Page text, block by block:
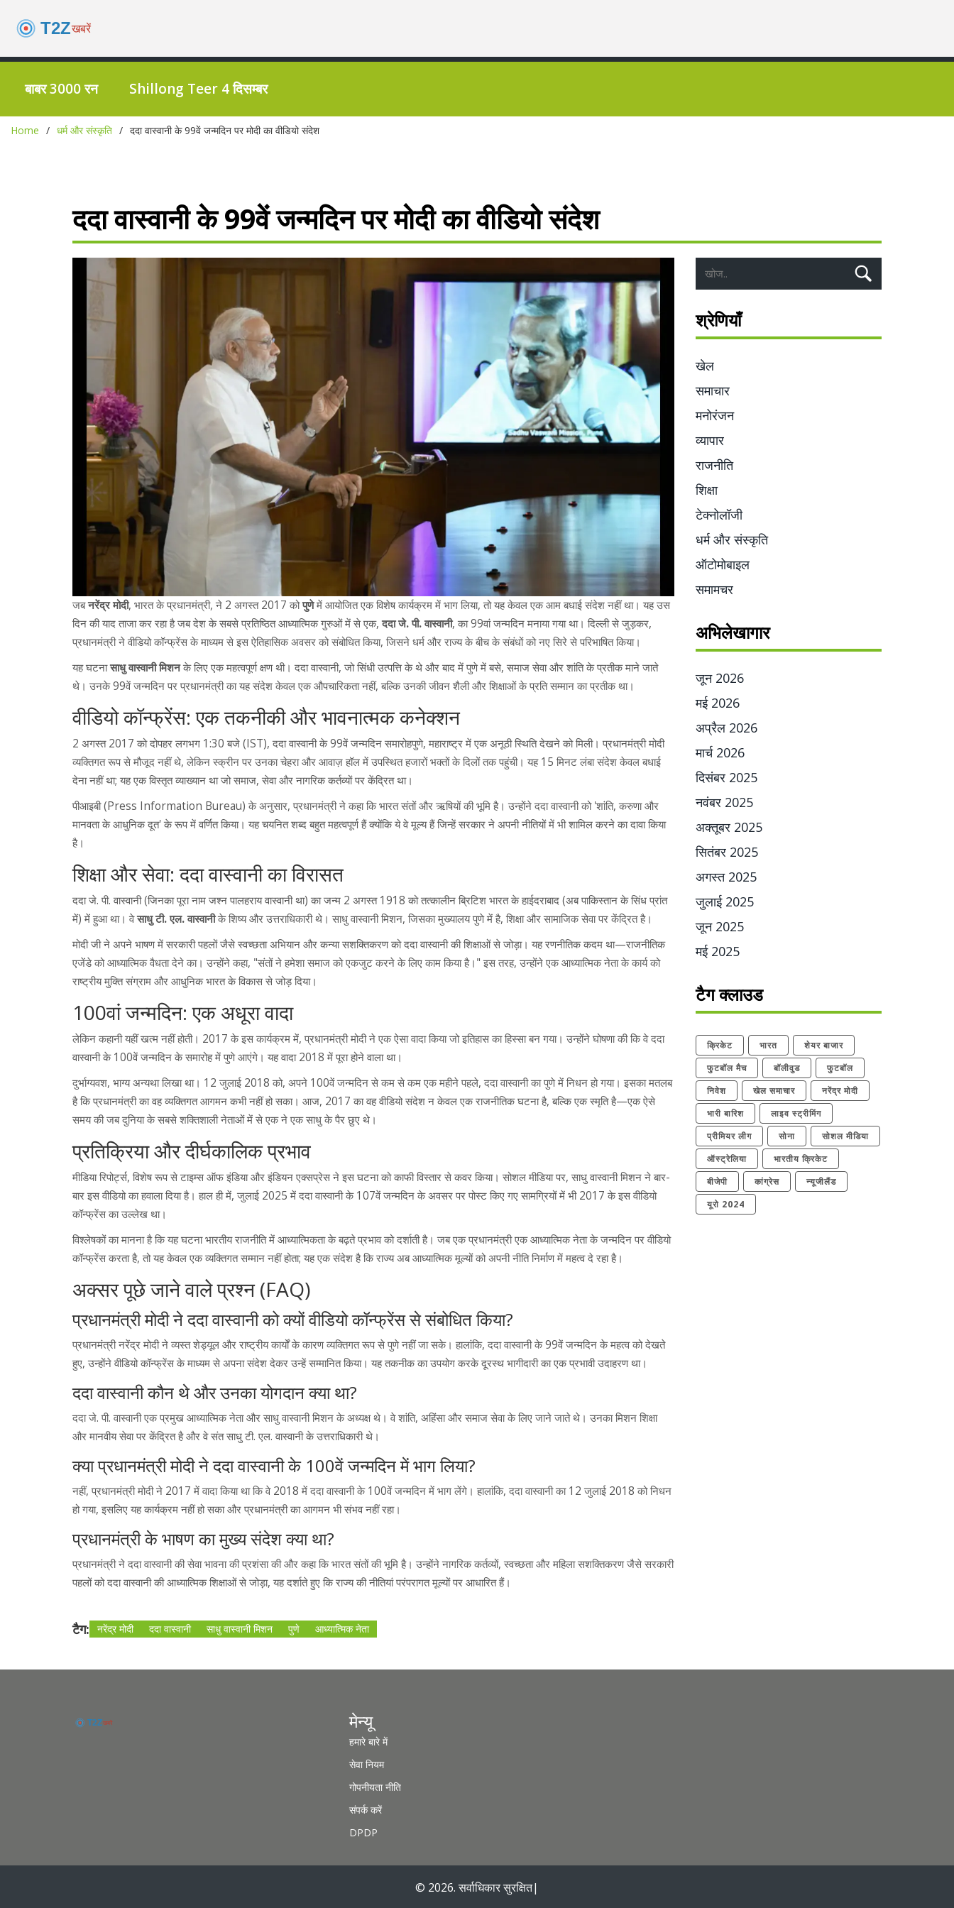
बाबर 3000 रन Shillong Teer 4 दिसम्बर
Home धर्म और संस्कृति ददा वास्वानी के 99वें जन्मदिन पर मोदी का वीडियो संदेश
ददा वास्वानी के 99वें जन्मदिन पर मोदी का वीडियो संदेश
जबनरेंद्र मोदी, भारत के प्रधानमंत्री, ने 2 अगस्त 2017 कोपुणेमें आयोजित एक विशेष कार्यक्रम में भाग लिया, तो यह केवल एक आम बधाई संदेश नहीं था। यह उस
दिन की याद ताजा कर रहा है जब देश के सबसे प्रतिष्ठित आध्यात्मिक गुरुओं में से एक,ददा जे. पी. वास्वानी, का 99वां जन्मदिन मनाया गया था। दिल्ली से जुड़कर,
प्रधानमंत्री ने वीडियो कॉन्फ्रेंस के माध्यम से इस ऐतिहासिक अवसर को संबोधित किया, जिसने धर्म और राज्य के बीच के संबंधों को नए सिरे से परिभाषित किया।
यह घटनासाधु वास्वानी मिशनके लिए एक महत्वपूर्ण क्षण थी। ददा वास्वानी, जो सिंधी उत्पत्ति के थे और बाद में पुणे में बसे, समाज सेवा और शांति के प्रतीक माने जाते
थे। उनके 99वें जन्मदिन पर प्रधानमंत्री का यह संदेश केवल एक औपचारिकता नहीं, बल्कि उनकी जीवन शैली और शिक्षाओं के प्रति सम्मान का प्रतीक था।
वीडियो कॉन्फ्रेंस: एक तकनीकी और भावनात्मक कनेक्शन
2 अगस्त 2017 को दोपहर लगभग 1:30 बजे (IST),ददा वास्वानी के 99वें जन्मदिन समारोहपुणे, महाराष्ट्रमें एक अनूठी स्थिति देखने को मिली। प्रधानमंत्री मोदी
व्यक्तिगत रूप से मौजूद नहीं थे, लेकिन स्क्रीन पर उनका चेहरा और आवाज़ हॉल में उपस्थित हजारों भक्तों के दिलों तक पहुंची। यह 15 मिनट लंबा संदेश केवल बधाई
देना नहीं था; यह एक विस्तृत व्याख्यान था जो समाज, सेवा और नागरिक कर्तव्यों पर केंद्रित था।
पीआइबी (Press Information Bureau) के अनुसार, प्रधानमंत्री ने कहा कि भारत संतों और ऋषियों की भूमि है। उन्होंने ददा वास्वानी को 'शांति, करुणा और
मानवता के आधुनिक दूत' के रूप में वर्णित किया। यह चयनित शब्द बहुत महत्वपूर्ण हैं क्योंकि ये वे मूल्य हैं जिन्हें सरकार ने अपनी नीतियों में भी शामिल करने का दावा किया
है।
शिक्षा और सेवा: ददा वास्वानी का विरासत
ददा जे. पी. वास्वानी (जिनका पूरा नाम जश्न पालहराय वास्वानी था) का जन्म 2 अगस्त 1918 को तत्कालीन ब्रिटिश भारत के हाईदराबाद (अब पाकिस्तान के सिंध प्रांत
में) में हुआ था। वेसाधु टी. एल. वास्वानीके शिष्य और उत्तराधिकारी थे। साधु वास्वानी मिशन, जिसका मुख्यालय पुणे में है, शिक्षा और सामाजिक सेवा पर केंद्रित है।
मोदी जी ने अपने भाषण में सरकारी पहलों जैसे स्वच्छता अभियान और कन्या सशक्तिकरण को ददा वास्वानी की शिक्षाओं से जोड़ा। यह रणनीतिक कदम था—राजनीतिक
एजेंडे को आध्यात्मिक वैधता देने का। उन्होंने कहा, "संतों ने हमेशा समाज को एकजुट करने के लिए काम किया है।" इस तरह, उन्होंने एक आध्यात्मिक नेता के कार्य को
राष्ट्रीय मुक्ति संग्राम और आधुनिक भारत के विकास से जोड़ दिया।
100वां जन्मदिन: एक अधूरा वादा
लेकिन कहानी यहीं खत्म नहीं होती। 2017 के इस कार्यक्रम में, प्रधानमंत्री मोदी ने एक ऐसा वादा किया जो इतिहास का हिस्सा बन गया। उन्होंने घोषणा की कि वे ददा
वास्वानी के 100वें जन्मदिन के समारोह में पुणे आएंगे। यह वादा 2018 में पूरा होने वाला था।
दुर्भाग्यवश, भाग्य अन्यथा लिखा था। 12 जुलाई 2018 को, अपने 100वें जन्मदिन से कम से कम एक महीने पहले, ददा वास्वानी का पुणे में निधन हो गया। इसका मतलब
है कि प्रधानमंत्री का वह व्यक्तिगत आगमन कभी नहीं हो सका। आज, 2017 का वह वीडियो संदेश न केवल एक राजनीतिक घटना है, बल्कि एक स्मृति है—एक ऐसे
समय की जब दुनिया के सबसे शक्तिशाली नेताओं में से एक ने एक साधु के पैर छुए थे।
प्रतिक्रिया और दीर्घकालिक प्रभाव
मीडिया रिपोर्ट्स, विशेष रूप से टाइम्स ऑफ इंडिया और इंडियन एक्सप्रेस ने इस घटना को काफी विस्तार से कवर किया। सोशल मीडिया पर, साधु वास्वानी मिशन ने बार-
बार इस वीडियो का हवाला दिया है। हाल ही में, जुलाई 2025 में ददा वास्वानी के 107वें जन्मदिन के अवसर पर पोस्ट किए गए सामग्रियों में भी 2017 के इस वीडियो
कॉन्फ्रेंस का उल्लेख था।
विश्लेषकों का मानना है कि यह घटना भारतीय राजनीति में आध्यात्मिकता के बढ़ते प्रभाव को दर्शाती है। जब एक प्रधानमंत्री एक आध्यात्मिक नेता के जन्मदिन पर वीडियो
कॉन्फ्रेंस करता है, तो यह केवल एक व्यक्तिगत सम्मान नहीं होता; यह एक संदेश है कि राज्य अब आध्यात्मिक मूल्यों को अपनी नीति निर्माण में महत्व दे रहा है।
अक्सर पूछे जाने वाले प्रश्न (FAQ)
प्रधानमंत्री मोदी ने ददा वास्वानी को क्यों वीडियो कॉन्फ्रेंस से संबोधित किया?
प्रधानमंत्री नरेंद्र मोदी ने व्यस्त शेड्यूल और राष्ट्रीय कार्यों के कारण व्यक्तिगत रूप से पुणे नहीं जा सके। हालांकि, ददा वास्वानी के 99वें जन्मदिन के महत्व को देखते
हुए, उन्होंने वीडियो कॉन्फ्रेंस के माध्यम से अपना संदेश देकर उन्हें सम्मानित किया। यह तकनीक का उपयोग करके दूरस्थ भागीदारी का एक प्रभावी उदाहरण था।
ददा वास्वानी कौन थे और उनका योगदान क्या था?
ददा जे. पी. वास्वानी एक प्रमुख आध्यात्मिक नेता और साधु वास्वानी मिशन के अध्यक्ष थे। वे शांति, अहिंसा और समाज सेवा के लिए जाने जाते थे। उनका मिशन शिक्षा
और मानवीय सेवा पर केंद्रित है और वे संत साधु टी. एल. वास्वानी के उत्तराधिकारी थे।
क्या प्रधानमंत्री मोदी ने ददा वास्वानी के 100वें जन्मदिन में भाग लिया?
नहीं, प्रधानमंत्री मोदी ने 2017 में वादा किया था कि वे 2018 में ददा वास्वानी के 100वें जन्मदिन में भाग लेंगे। हालांकि, ददा वास्वानी का 12 जुलाई 2018 को निधन
हो गया, इसलिए यह कार्यक्रम नहीं हो सका और प्रधानमंत्री का आगमन भी संभव नहीं रहा।
प्रधानमंत्री के भाषण का मुख्य संदेश क्या था?
प्रधानमंत्री ने ददा वास्वानी की सेवा भावना की प्रशंसा की और कहा कि भारत संतों की भूमि है। उन्होंने नागरिक कर्तव्यों, स्वच्छता और महिला सशक्तिकरण जैसे सरकारी
पहलों को ददा वास्वानी की आध्यात्मिक शिक्षाओं से जोड़ा, यह दर्शाते हुए कि राज्य की नीतियां परंपरागत मूल्यों पर आधारित हैं।
टैग: नरेंद्र मोदी ददा वास्वानी साधु वास्वानी मिशन पुणे आध्यात्मिक नेता
श्रेणियाँ
खेल
समाचार
मनोरंजन
व्यापार
राजनीति
शिक्षा
टेक्नोलॉजी
धर्म और संस्कृति
ऑटोमोबाइल
समामचर
अभिलेखागार
जून 2026
मई 2026
अप्रैल 2026
मार्च 2026
दिसंबर 2025
नवंबर 2025
अक्तूबर 2025
सितंबर 2025
अगस्त 2025
जुलाई 2025
जून 2025
मई 2025
टैग क्लाउड
क्रिकेट भारत
शेयर बाजार
फुटबॉल मैच
बॉलीवुड
फुटबॉल
निवेश
खेल समाचार
नरेंद्र मोदी
भारी बारिश
लाइव स्ट्रीमिंग
प्रीमियर लीग
सोना
सोशल मीडिया
ऑस्ट्रेलिया
भारतीय क्रिकेट
बीजेपी
कांग्रेस
न्यूजीलैंड
यूरो 2024
मेन्यू
हमारे बारे में
सेवा नियम
गोपनीयता नीति
संपर्क करें
DPDP
© 2026. सर्वाधिकार सुरक्षित|